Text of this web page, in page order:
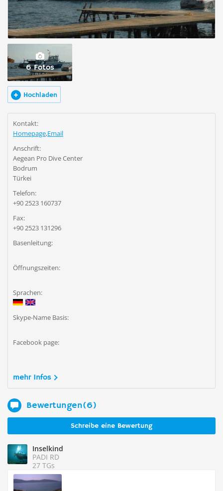
6 Fotos
Hochladen
Kontakt:
Homepage,Email
Anschrift:
Aegean Pro Dive Center
Bodrum
Türkei
Telefon:
+90 2523 160737
Fax:
+90 2523 131296
Basenleitung:
Öffnungszeiten:
Sprachen:
Skype-Name Basis:
Facebook page:
mehr Infos
Bewertungen(6)
Schreibe eine Bewertung
Inselkind
PADI RD
27 TGs